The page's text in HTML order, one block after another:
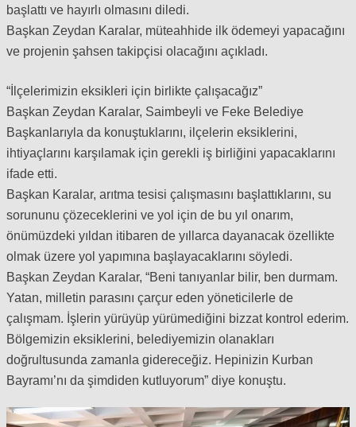
başlattı ve hayırlı olmasını diledi.
Başkan Zeydan Karalar, müteahhide ilk ödemeyi yapacağını
ve projenin şahsen takipçisi olacağını açıkladı.
“İlçelerimizin eksikleri için birlikte çalışacağız”
Başkan Zeydan Karalar, Saimbeyli ve Feke Belediye
Başkanlarıyla da konuştuklarını, ilçelerin eksiklerini,
ihtiyaçlarını karşılamak için gerekli iş birliğini yapacaklarını
ifade etti.
Başkan Karalar, arıtma tesisi çalışmasını başlattıklarını, su
sorununu çözeceklerini ve yol için de bu yıl onarım,
önümüzdeki yıldan itibaren de yıllarca dayanacak özellikte
olmak üzere yol yapımına başlayacaklarını söyledi.
Başkan Zeydan Karalar, “Beni tanıyanlar bilir, ben durmam.
Yatan, milletin parasını çarçur eden yöneticilerle de
çalışmam. İşlerin yürüyüp yürümediğini bizzat kontrol ederim.
Bölgemizin eksiklerini, belediyemizin olanakları
doğrultusunda zamanla gidereceğiz. Hepinizin Kurban
Bayramı’nı da şimdiden kutluyorum” diye konuştu.